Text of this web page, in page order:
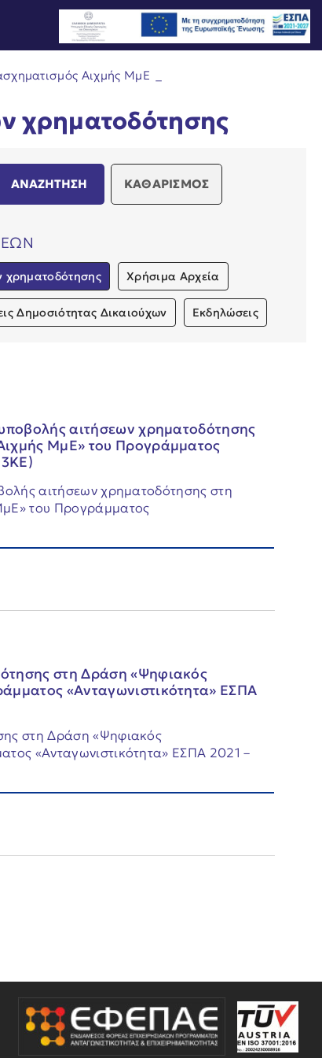
Αιχμής ΜμΕ
χρηματοδότησης
ΚΑΘΑΡΙΣΜΟΣ
χρηματοδότησης Χρήσιμα Αρχεία
Δημοσιότητας Δικαιούχων Εκδηλώσεις
αιτήσεων χρηματοδότησης
ΜμΕ» του Προγράμματος
αιτήσεων χρηματοδότησης στη
του Προγράμματος
στη Δράση «Ψηφιακός
«Ανταγωνιστικότητα» ΕΣΠΑ
στη Δράση «Ψηφιακός
«Ανταγωνιστικότητα» ΕΣΠΑ 2021 –